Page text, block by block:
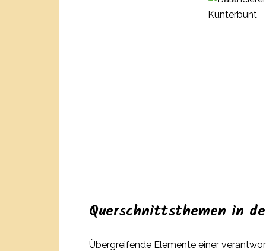
Querschnittsthemen in
Übergreifende Elemente einer